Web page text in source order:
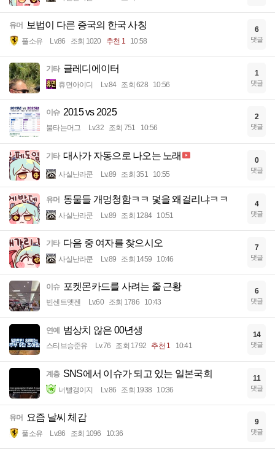
유머 보법이 다른 증국의 한국 사칭
풀소유 Lv.86 조회 1020 추천 1 10:58
6
댓글
기타 글레디에이터
휴면아이디 Lv.84 조회 628 10:56
1
댓글
이슈 2015 vs 2025
불타는머그 Lv.32 조회 751 10:56
2
댓글
기타 대사가 자동으로 나오는 노래
사실난라쿤 Lv.89 조회 351 10:55
0
댓글
유머 동물들 개멍청함ㅋㅋ 덫을 왜걸리냐ㅋㅋ
사실난라쿤 Lv.89 조회 1284 10:51
4
댓글
기타 다음 중 여자를 찾으시오
사실난라쿤 Lv.89 조회 1459 10:46
7
댓글
이슈 포켓몬카드를 사려는 줄 근황
빈센트멧젠 Lv.60 조회 1786 10:43
6
댓글
연예 범상치 않은 00년생
스티브승준유 Lv.76 조회 1792 추천 1 10:41
14
댓글
계층 SNS에서 이슈가 되고 있는 일본국회
너빨갱이지 Lv.86 조회 1938 10:36
11
댓글
유머 요즘 날씨 체감
풀소유 Lv.86 조회 1096 10:36
9
댓글